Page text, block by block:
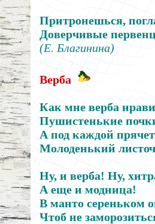
Притронешься,
Доверчивые
(Е. Благинина)
Верба
Как мне верба
Пушистенькие
А под каждой
Молоденький
Ну, и верба! Ну,
А еще и модница!
В манто сереньком
Чтоб не